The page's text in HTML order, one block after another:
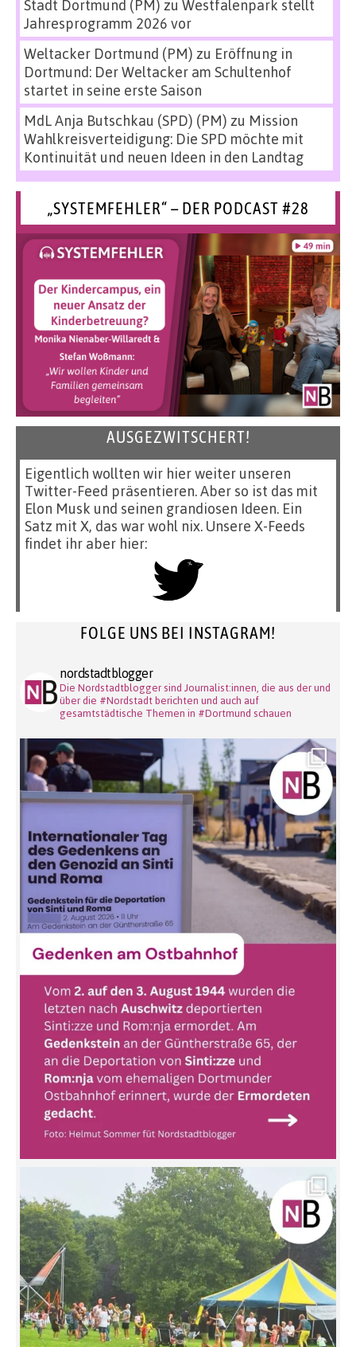
Stadt Dortmund (PM) zu Westfalenpark stellt
Jahresprogramm 2026 vor
Weltacker Dortmund (PM) zu Eröffnung in
Dortmund: Der Weltacker am Schultenhof
startet in seine erste Saison
MdL Anja Butschkau (SPD) (PM) zu Mission
Wahlkreisverteidigung: Die SPD möchte mit
Kontinuität und neuen Ideen in den Landtag
„SYSTEMFEHLER“ – DER PODCAST #28
AUSGEZWITSCHERT!
Eigentlich wollten wir hier weiter unseren
Twitter-Feed präsentieren. Aber so ist das mit
Elon Musk und seinen grandiosen Ideen. Ein
Satz mit X, das war wohl nix. Unsere X-Feeds
findet ihr aber hier:
FOLGE UNS BEI INSTAGRAM!
nordstadtblogger
Die Nordstadtblogger sind Journalist:innen, die aus der und
über die #Nordstadt berichten und auch auf
gesamtstädtische Themen in #Dortmund schauen